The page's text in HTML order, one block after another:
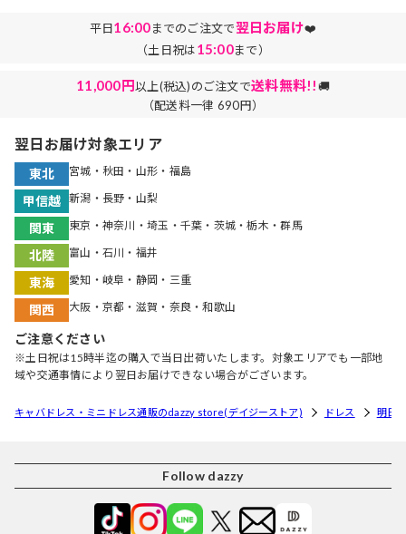
平日16:00までのご注文で翌日お届け❤️
（土日祝は15:00まで）
11,000円以上(税込)のご注文で送料無料!!🚚
（配送料一律 690円）
翌日お届け対象エリア
東北 宮城・秋田・山形・福島
甲信越 新潟・長野・山梨
関東 東京・神奈川・埼玉・千葉・茨城・栃木・群馬
北陸 富山・石川・福井
東海 愛知・岐阜・静岡・三重
関西 大阪・京都・滋賀・奈良・和歌山
ご注意ください
※土日祝は15時半迄の購入で当日出荷いたします。対象エリアでも一部地
域や交通事情により翌日お届けできない場合がございます。
キャバドレス・ミニドレス通販のdazzy store(デイジーストア) ドレス 明日
Follow dazzy